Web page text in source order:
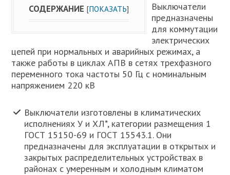
СОДЕРЖАНИЕ [ПОКАЗАТЬ]
Выключатели
предназначены
для коммутации
электрических
цепей при нормальных и аварийных режимах, а
также работы в циклах АПВ в сетях трехфазного
переменного тока частоты 50 Гц с номинальным
напряжением 220 кВ
Выключатели изготовлены в климатических
исполнениях У и ХЛ*, категории размещения 1
ГОСТ 15150-69 и ГОСТ 15543.1. Они
предназначены для эксплуатации в открытых и
закрытых распределительных устройствах в
районах с умеренным и холодным климатом